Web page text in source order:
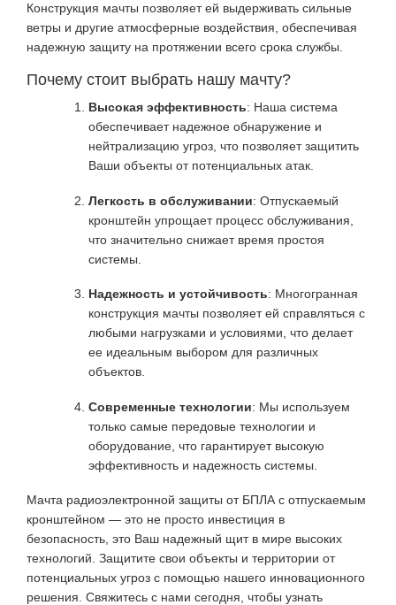
Конструкция мачты позволяет ей выдерживать сильные
ветры и другие атмосферные воздействия, обеспечивая
надежную защиту на протяжении всего срока службы.
Почему стоит выбрать нашу мачту?
Высокая эффективность: Наша система
обеспечивает надежное обнаружение и
нейтрализацию угроз, что позволяет защитить
Ваши объекты от потенциальных атак.
Легкость в обслуживании: Отпускаемый
кронштейн упрощает процесс обслуживания,
что значительно снижает время простоя
системы.
Надежность и устойчивость: Многогранная
конструкция мачты позволяет ей справляться с
любыми нагрузками и условиями, что делает
ее идеальным выбором для различных
объектов.
Современные технологии: Мы используем
только самые передовые технологии и
оборудование, что гарантирует высокую
эффективность и надежность системы.
Мачта радиоэлектронной защиты от БПЛА с отпускаемым
кронштейном — это не просто инвестиция в
безопасность, это Ваш надежный щит в мире высоких
технологий. Защитите свои объекты и территории от
потенциальных угроз с помощью нашего инновационного
решения. Свяжитесь с нами сегодня, чтобы узнать